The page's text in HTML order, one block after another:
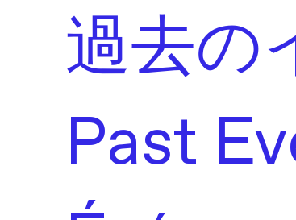
過去の
Past